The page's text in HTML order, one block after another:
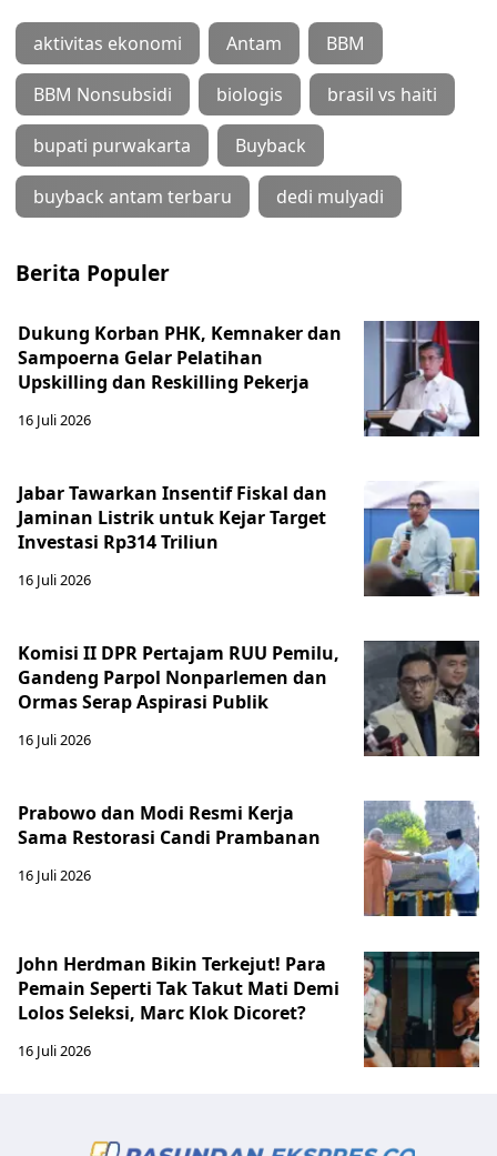
aktivitas ekonomi Antam BBM
BBM Nonsubsidi biologis brasil vs haiti
bupati purwakarta Buyback
buyback antam terbaru dedi mulyadi
Berita Populer
Dukung Korban PHK, Kemnaker dan
Sampoerna Gelar Pelatihan
Upskilling dan Reskilling Pekerja
16 Juli 2026
Jabar Tawarkan Insentif Fiskal dan
Jaminan Listrik untuk Kejar Target
Investasi Rp314 Triliun
16 Juli 2026
Komisi II DPR Pertajam RUU Pemilu,
Gandeng Parpol Nonparlemen dan
Ormas Serap Aspirasi Publik
16 Juli 2026
Prabowo dan Modi Resmi Kerja
Sama Restorasi Candi Prambanan
16 Juli 2026
John Herdman Bikin Terkejut! Para
Pemain Seperti Tak Takut Mati Demi
Lolos Seleksi, Marc Klok Dicoret?
16 Juli 2026